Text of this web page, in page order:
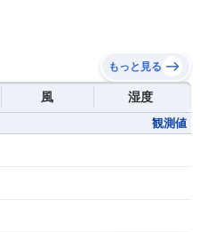
もっと見る
風 湿度
観測値